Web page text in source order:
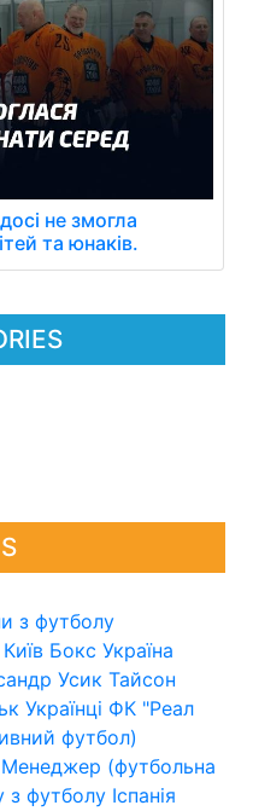
з футболу
Бокс Україна
Усик Тайсон
Українці ФК "Реал
футбол)
Менеджер (футбольна
з футболу Іспанія
не змогла
та юнаків.